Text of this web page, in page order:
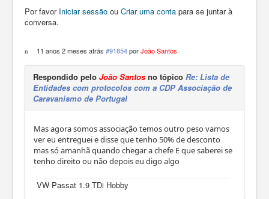
Por favor Iniciar sessão ou Criar uma conta para se juntar à
conversa.
11 anos 2 meses atrás #91854 porJoão Santos
Respondido pelo João Santos no tópico Re: Lista de
Entidades com protocolos com a CDP Associação de
Caravanismo de Portugal
Mas agora somos associação temos outro peso vamos
ver eu entreguei e disse que tenho 50% de desconto
mas só amanhã quando chegar a chefe E que saberei se
tenho direito ou não depois eu digo algo
VW Passat 1.9 TDi Hobby